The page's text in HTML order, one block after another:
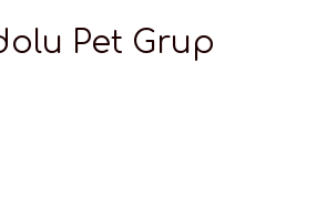
Pet Grup